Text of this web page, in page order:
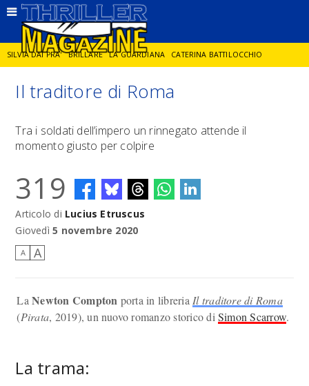
SILVIA DAI PRA' BRILLARE LA GUARDIANA CATERINA BATTILOCCHIO
JORGE DIAZ LA SPIA DELITTO IN CORNICE GIANCARLO DE CATALDO
DIEGO ZANDEL GLI ANNI DI PIETRA
Il traditore di Roma
Tra i soldati dell’impero un rinnegato attende il
momento giusto per colpire
319
Articolo di Lucius Etruscus
Giovedì 5 novembre 2020
A A
LaNewton Compton porta in libreria Il traditore di Roma
(Pirata, 2019), un nuovo romanzo storico di Simon Scarrow.
La trama: